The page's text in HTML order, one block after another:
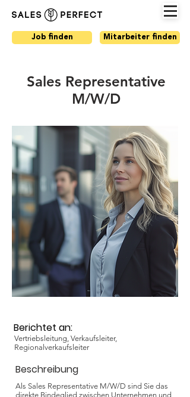
Job finden Mitarbeiter finden
Sales Representative
M/W/D
Berichtet an:
Vertriebsleitung, Verkaufsleiter,
Regionalverkaufsleiter
Beschreibung
Als Sales Representative M/W/D sind Sie das
direkte Bindeglied zwischen Unternehmen und